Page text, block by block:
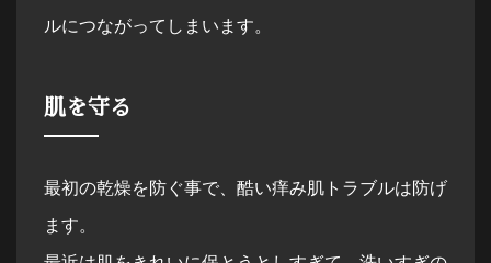
ルにつながってしまいます。
肌を守る
最初の乾燥を防ぐ事で、酷い痒み肌トラブルは防げ
ます。